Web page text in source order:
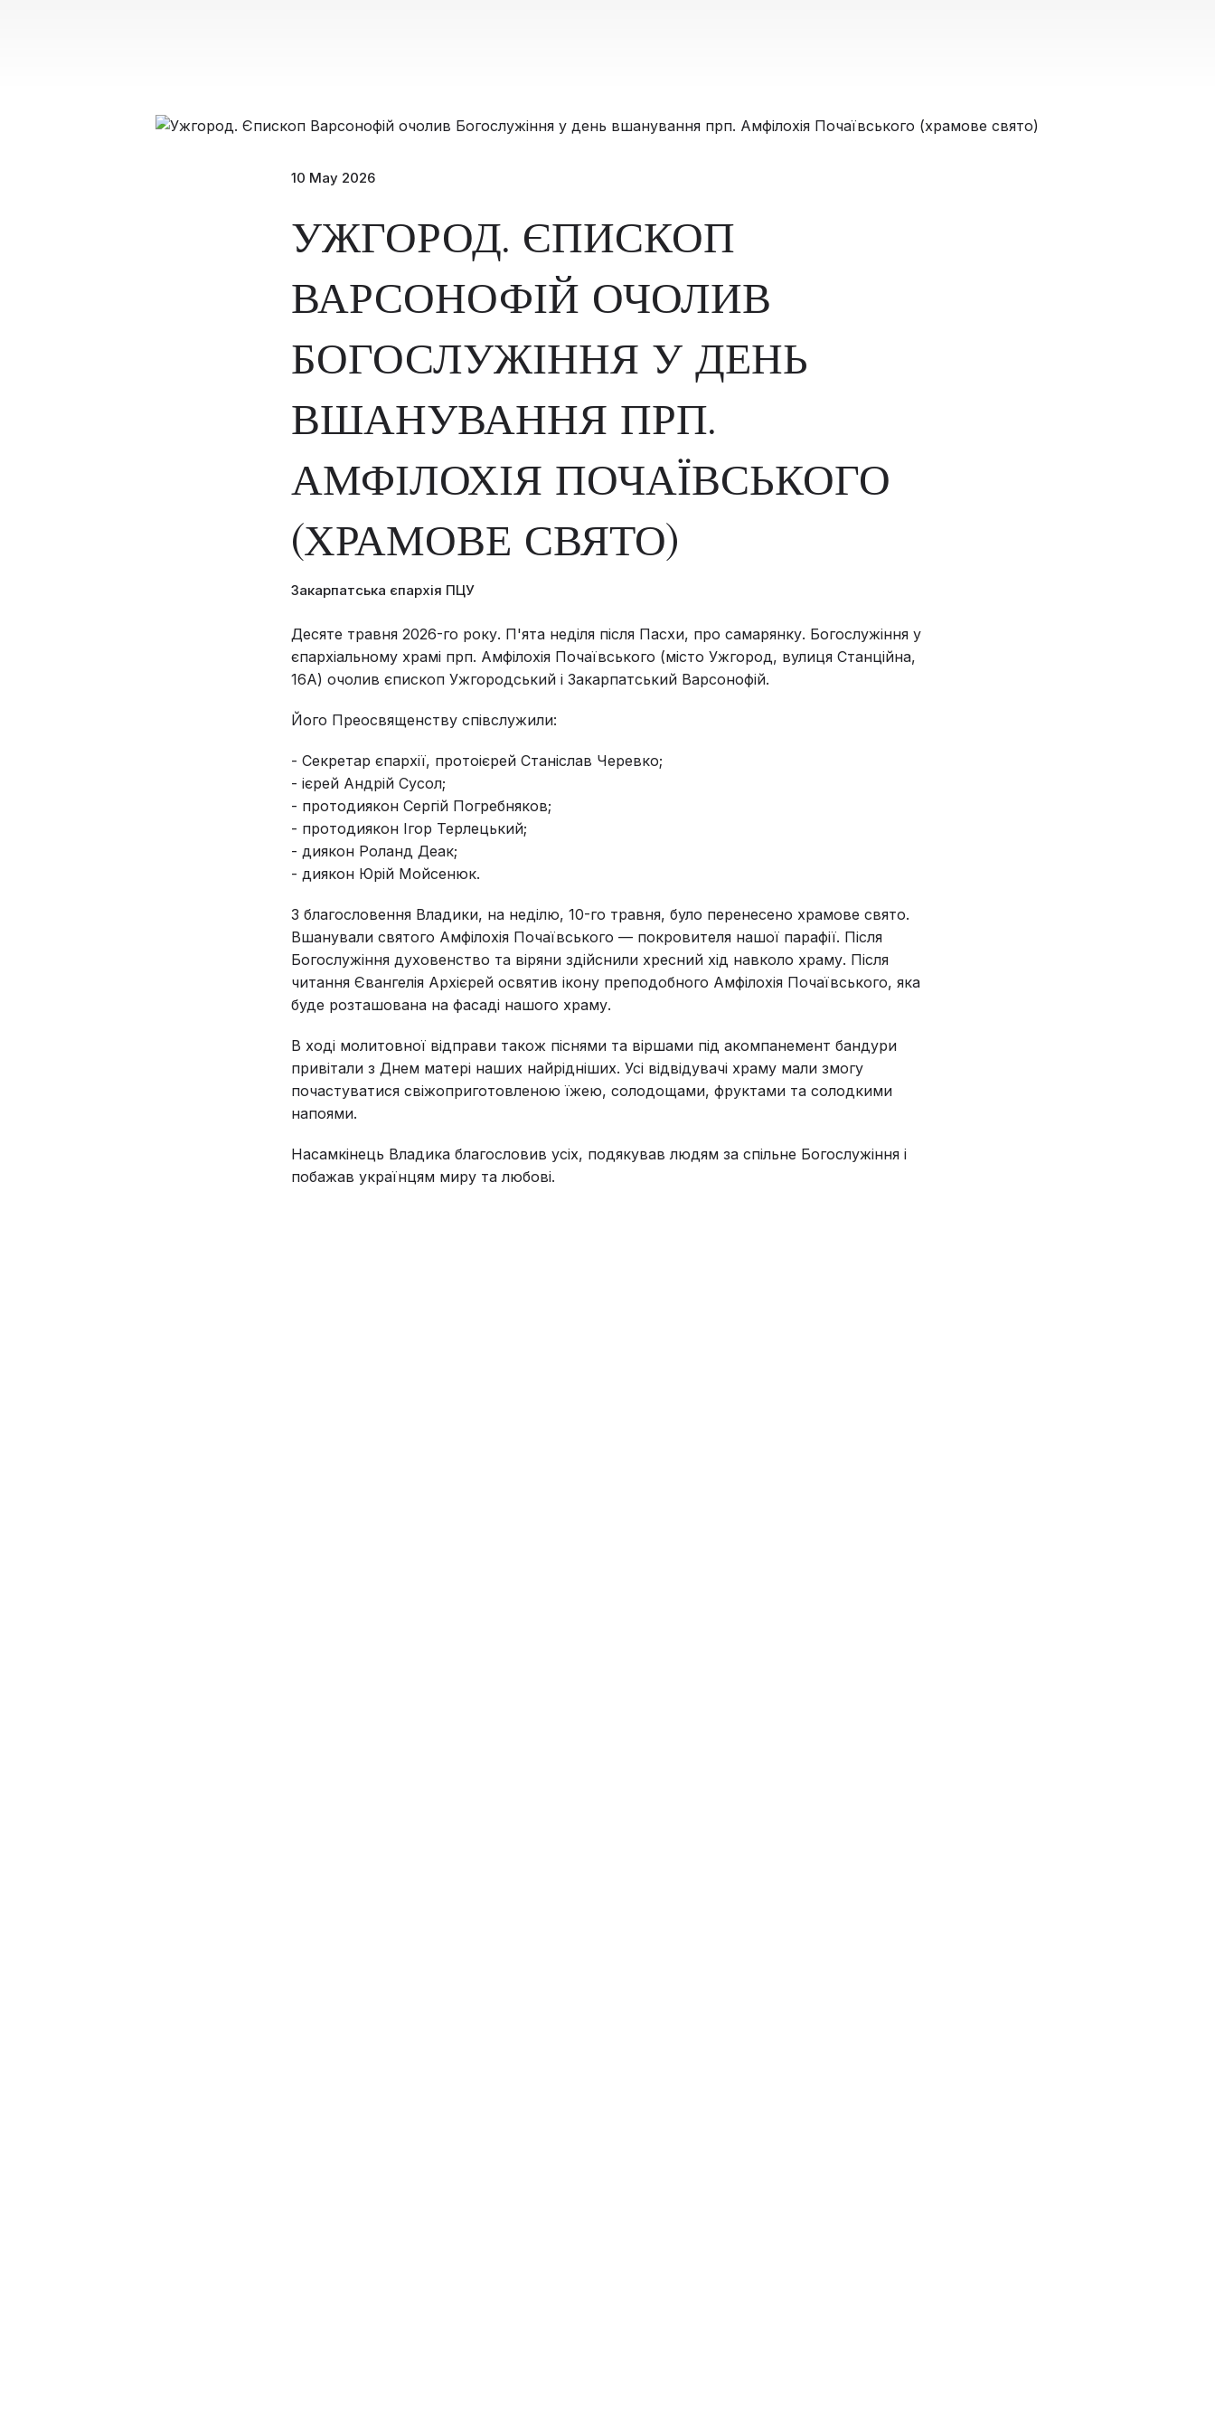
10 May 2026
УЖГОРОД. ЄПИСКОП
ВАРСОНОФІЙ ОЧОЛИВ
БОГОСЛУЖІННЯ У ДЕНЬ
ВШАНУВАННЯ ПРП.
АМФІЛОХІЯ ПОЧАЇВСЬКОГО
(ХРАМОВЕ СВЯТО)
Закарпатська єпархія ПЦУ
Десяте травня 2026-го року. П'ята неділя після Пасхи, про самарянку. Богослужіння у
єпархіальному храмі прп. Амфілохія Почаївського (місто Ужгород, вулиця Станційна,
16А) очолив єпископ Ужгородський і Закарпатський Варсонофій.
Його Преосвященству співслужили:
- Секретар єпархії, протоієрей Станіслав Черевко;
- ієрей Андрій Сусол;
- протодиякон Сергій Погребняков;
- протодиякон Ігор Терлецький;
- диякон Роланд Деак;
- диякон Юрій Мойсенюк.
З благословення Владики, на неділю, 10-го травня, було перенесено храмове свято.
Вшанували святого Амфілохія Почаївського — покровителя нашої парафії. Після
Богослужіння духовенство та віряни здійснили хресний хід навколо храму. Після
читання Євангелія Архієрей освятив ікону преподобного Амфілохія Почаївського, яка
буде розташована на фасаді нашого храму.
В ході молитовної відправи також піснями та віршами під акомпанемент бандури
привітали з Днем матері наших найрідніших. Усі відвідувачі храму мали змогу
почастуватися свіжоприготовленою їжею, солодощами, фруктами та солодкими
напоями.
Насамкінець Владика благословив усіх, подякував людям за спільне Богослужіння і
побажав українцям миру та любові.